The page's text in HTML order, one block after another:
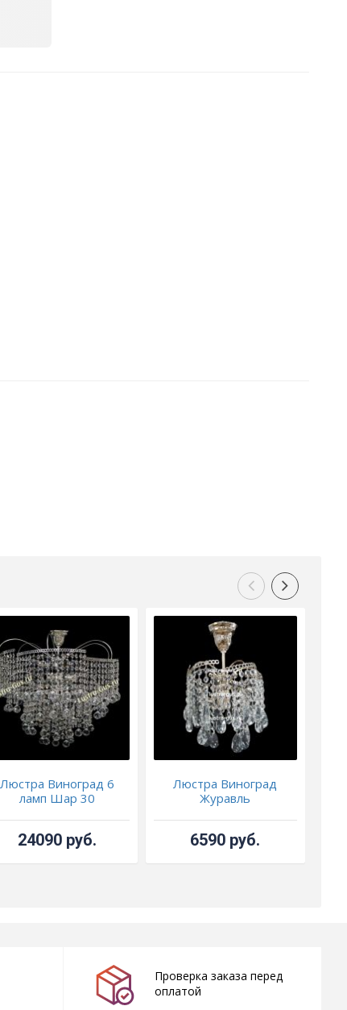
Люстра Виноград 6
ламп Шар 30
24090 руб.
Люстра Виноград
Журавль
6590 руб.
Проверка заказа перед
оплатой